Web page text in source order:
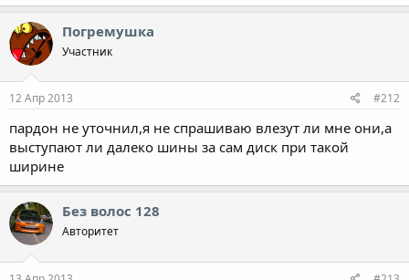
Погремушка
Участник
12 Апр 2013 #212
пардон не уточнил,я не спрашиваю влезут ли мне они,а
выступают ли далеко шины за сам диск при такой
ширине
Без волос 128
Авторитет